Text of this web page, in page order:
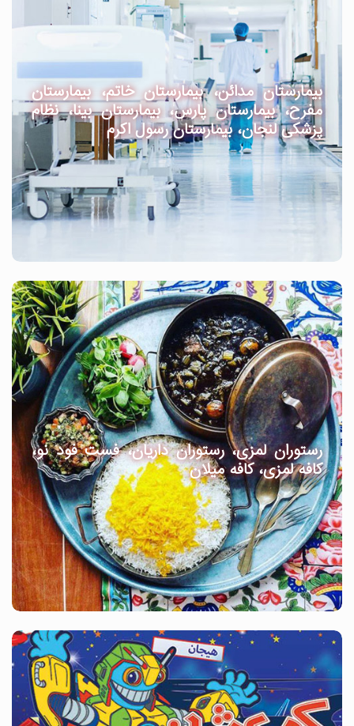
بیمارستان مدائن، بیمارستان خاتم، بیمارستان
مفرح، بیمارستان پارس، بیمارستان بینا، نظام
پزشکی لنجان، بیمارستان رسول اکرم
رستوران لمزی، رستوران داریان، فست فود نو،
کافه لمزی، کافه میلان